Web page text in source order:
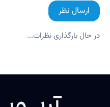
ارسال نظر
در حال بارگذاری نظرات...